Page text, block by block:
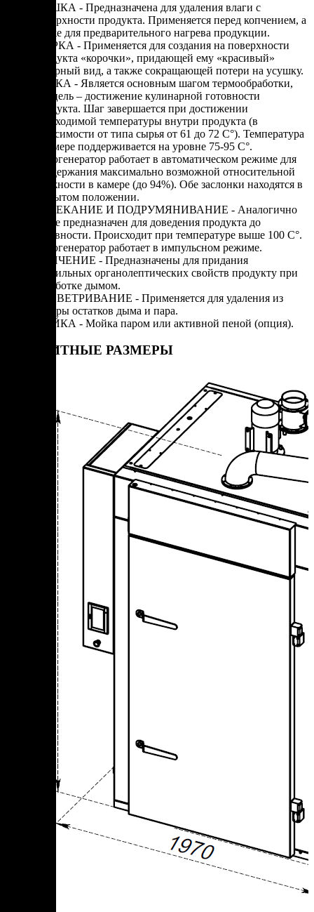
СУШКА - Предназначена для удаления влаги с
поверхности продукта. Применяется перед копчением, а
также для предварительного нагрева продукции.
ЖАРКА - Применяется для создания на поверхности
продукта «корочки», придающей ему «красивый»
товарный вид, а также сокращающей потери на усушку.
ВАРКА - Является основным шагом термообработки,
его цель – достижение кулинарной готовности
продукта. Шаг завершается при достижении
необходимой температуры внутри продукта (в
зависимости от типа сырья от 61 до 72 С°). Температура
в камере поддерживается на уровне 75-95 С°.
Парогенератор работает в автоматическом режиме для
поддержания максимально возможной относительной
влажности в камере (до 94%). Обе заслонки находятся в
закрытом положении.
ЗАПЕКАНИЕ И ПОДРУМЯНИВАНИЕ - Аналогично
варке предназначен для доведения продукта до
готовности. Происходит при температуре выше 100 С°.
Парогенератор работает в импульсном режиме.
КОПЧЕНИЕ - Предназначены для придания
коптильных органолептических свойств продукту при
обработке дымом.
ПРОВЕТРИВАНИЕ - Применяется для удаления из
камеры остатков дыма и пара.
МОЙКА - Мойка паром или активной пеной (опция).
ГАБАРИТНЫЕ РАЗМЕРЫ